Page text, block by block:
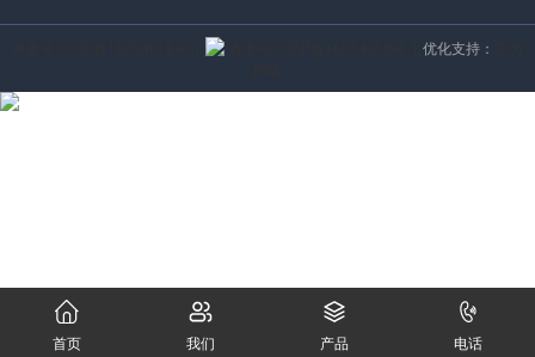
优化支持：
首页 我们 产品 电话